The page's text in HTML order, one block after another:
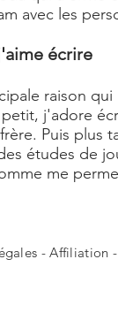
avec les
écrire
raison
j'adore
Puis plus
études de
me
-Affiliation